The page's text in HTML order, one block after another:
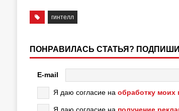
гинтелл
ПОНРАВИЛАСЬ СТАТЬЯ?
E-mail
Я даю согласие на обработку моих